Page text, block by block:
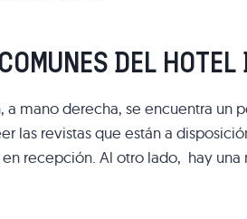
DEL
a mano derecha, se encuentra
las revistas que están a
recepción. Al otro lado, hay